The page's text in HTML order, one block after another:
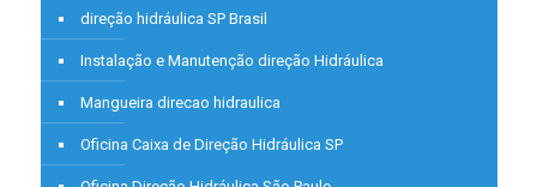
direção hidráulica SP Brasil
Instalação e Manutenção direção Hidráulica
Mangueira direcao hidraulica
Oficina Caixa de Direção Hidráulica SP